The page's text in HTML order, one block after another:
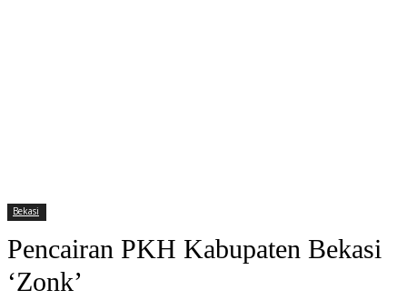
Bekasi
Pencairan PKH Kabupaten Bekasi
‘Zonk’